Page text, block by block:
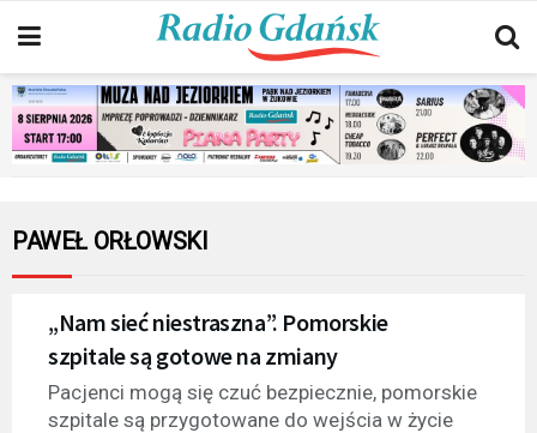
PAWEŁ ORŁOWSKI
„Nam sieć niestraszna”. Pomorskie
szpitale są gotowe na zmiany
Pacjenci mogą się czuć bezpiecznie, pomorskie
szpitale są przygotowane do wejścia w życie